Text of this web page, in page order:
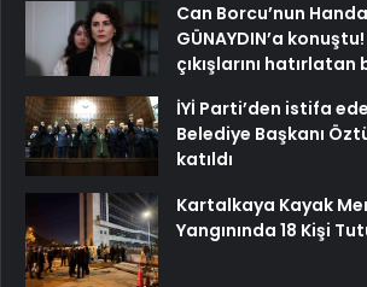
Can Borcu’nun
GÜNAYDIN’a
çıkışlarını
İYİ Parti’den istifa
Belediye Başkanı
katıldı
Kartalkaya Kayak
Yangınında 18 Kişi